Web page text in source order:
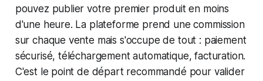
pouvez publier votre premier produit en moins
d'une heure. La plateforme prend une commission
sur chaque vente mais s'occupe de tout : paiement
sécurisé, téléchargement automatique, facturation.
C'est le point de départ recommandé pour valider